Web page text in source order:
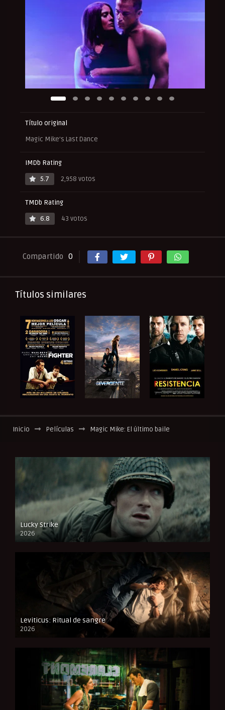
Título original
Magic Mike's Last Dance
IMDb Rating
5.7
2,958 votos
TMDb Rating
6.8
43 votos
Compartido 0
Títulos similares
Inicio Películas Magic Mike: El último baile
Lucky Strike
2026
FULL HD
Leviticus: Ritual de sangre
2026
FULL HD